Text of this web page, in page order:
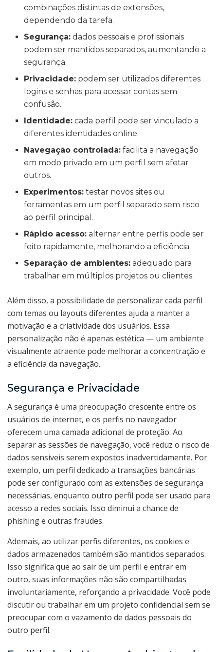
combinações distintas de extensões,
dependendo da tarefa.
Segurança: dados pessoais e profissionais
podem ser mantidos separados, aumentando a
segurança.
Privacidade: podem ser utilizados diferentes
logins e senhas para acessar contas sem
confusão.
Identidade: cada perfil pode ser vinculado a
diferentes identidades online.
Navegação controlada: facilita a navegação
em modo privado em um perfil sem afetar
outros.
Experimentos: testar novos sites ou
ferramentas em um perfil separado sem risco
ao perfil principal.
Rápido acesso: alternar entre perfis pode ser
feito rapidamente, melhorando a eficiência.
Separação de ambientes: adequado para
trabalhar em múltiplos projetos ou clientes.
Além disso, a possibilidade de personalizar cada perfil
com temas ou layouts diferentes ajuda a manter a
motivação e a criatividade dos usuários. Essa
personalização não é apenas estética — um ambiente
visualmente atraente pode melhorar a concentração e
a eficiência da navegação.
Segurança e Privacidade
A segurança é uma preocupação crescente entre os
usuários de internet, e os perfis no navegador
oferecem uma camada adicional de proteção. Ao
separar as sessões de navegação, você reduz o risco de
dados sensíveis serem expostos inadvertidamente. Por
exemplo, um perfil dedicado a transações bancárias
pode ser configurado com as extensões de segurança
necessárias, enquanto outro perfil pode ser usado para
acesso a redes sociais. Isso diminui a chance de
phishing e outras fraudes.
Ademais, ao utilizar perfis diferentes, os cookies e
dados armazenados também são mantidos separados.
Isso significa que ao sair de um perfil e entrar em
outro, suas informações não são compartilhadas
involuntariamente, reforçando a privacidade. Você pode
discutir ou trabalhar em um projeto confidencial sem se
preocupar com o vazamento de dados pessoais do
outro perfil.